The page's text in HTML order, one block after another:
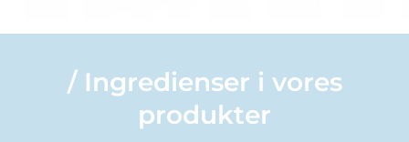
/ Ingredienser i vores
produkter